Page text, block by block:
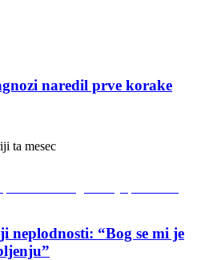
naredil prve korake
ta mesec
neplodnosti: “Bog se mi je